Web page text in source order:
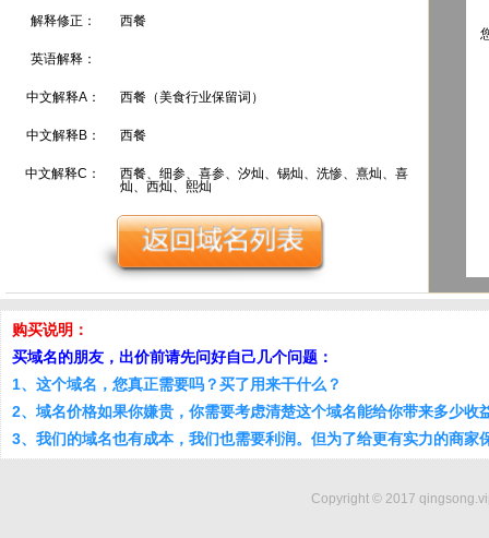
解释修正： 西餐
英语解释：
中文解释A： 西餐（美食行业保留词）
中文解释B： 西餐
中文解释C：
西餐、细参、喜参、汐灿、锡灿、洗惨、熹灿、喜
灿、西灿、熙灿
购买说明：
买域名的朋友，出价前请先问好自己几个问题：
1、这个域名，您真正需要吗？买了用来干什么？
2、域名价格如果你嫌贵，你需要考虑清楚这个域名能给你带来多少收
3、我们的域名也有成本，我们也需要利润。但为了给更有实力的商家
Copyright © 2017